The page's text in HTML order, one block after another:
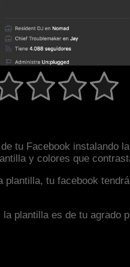
tu Facebook instalando
y colores que
plantilla, tu facebook
plantilla es de tu agrado